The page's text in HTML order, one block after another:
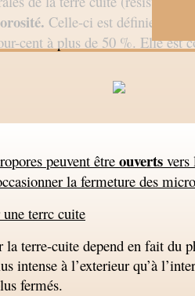
Celle-ci est définie par
cent à plus de 50 %. Elle
peuvent être ouverts vers
la fermeture des
terrc cuite
la terre-cuite depend en fait
intense à l’exterieur qu’à
fermés.